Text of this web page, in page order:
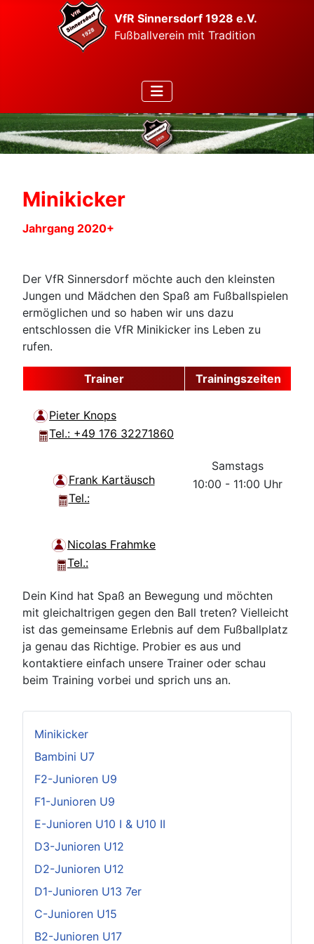
VfR Sinnersdorf 1928 e.V.
Fußballverein mit Tradition
Minikicker
Bambini U7
F2-Junioren U9
F1-Junioren U9
E-Junioren U10 I & U10 II
D3-Junioren U12
D2-Junioren U12
D1-Junioren U13 7er
C-Junioren U15
B2-Junioren U17
Minikicker
Jahrgang 2020+
Der VfR Sinnersdorf möchte auch den kleinsten
Jungen und Mädchen den Spaß am Fußballspielen
ermöglichen und so haben wir uns dazu
entschlossen die VfR Minikicker ins Leben zu
rufen.
Trainer Trainingszeiten
Pieter Knops
Tel.: +49 176 32271860
Frank Kartäusch
Tel.:
Nicolas Frahmke
Tel.:
Samstags
10:00 - 11:00 Uhr
Dein Kind hat Spaß an Bewegung und möchten
mit gleichaltrigen gegen den Ball treten? Vielleicht
ist das gemeinsame Erlebnis auf dem Fußballplatz
ja genau das Richtige. Probier es aus und
kontaktiere einfach unsere Trainer oder schau
beim Training vorbei und sprich uns an.